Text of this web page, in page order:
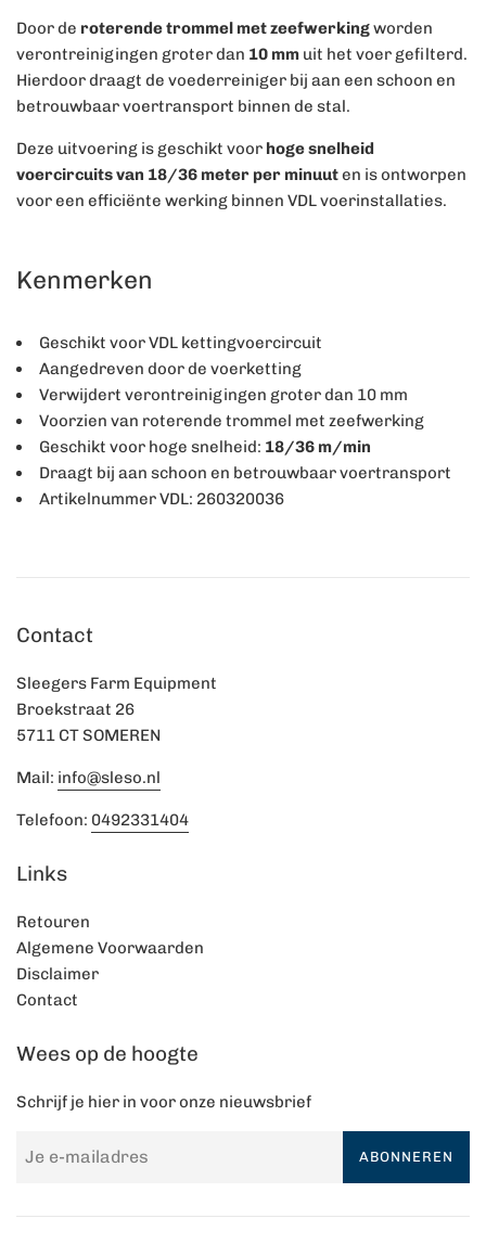
Door de roterende trommel met zeefwerkingworden
verontreinigingen groter dan 10 mm uit het voer gefilterd.
Hierdoor draagt de voederreiniger bij aan een schoon en
betrouwbaar voertransport binnen de stal.
Deze uitvoering is geschikt voor hoge snelheid
voercircuits van 18/36 meter per minuuten is ontworpen
voor een efficiënte werking binnen VDL voerinstallaties.
Kenmerken
Geschikt voor VDL kettingvoercircuit
Aangedreven door de voerketting
Verwijdert verontreinigingen groter dan 10 mm
Voorzien van roterende trommel met zeefwerking
Geschikt voor hoge snelheid: 18/36 m/min
Draagt bij aan schoon en betrouwbaar voertransport
Artikelnummer VDL: 260320036
Contact
Sleegers Farm Equipment
Broekstraat 26
5711 CT SOMEREN
Mail: info@sleso.nl
Telefoon: 0492331404
Links
Retouren
Algemene Voorwaarden
Disclaimer
Contact
Wees op de hoogte
Schrijf je hier in voor onze nieuwsbrief
ABONNEREN